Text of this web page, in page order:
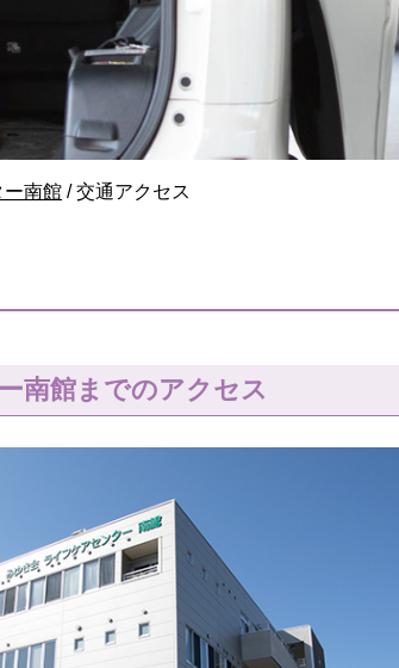
ー南館 /交通アクセス
南館までのアクセス